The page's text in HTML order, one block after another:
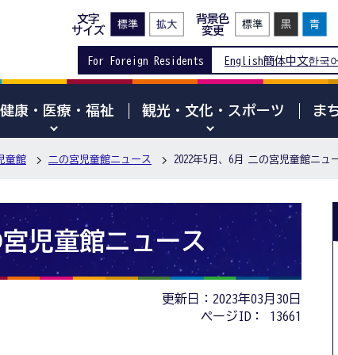
文字
サイズ
背景色
変更
For Foreign Residents English簡体中文한국
健康・医療・福祉 観光・文化・スポーツ ま
童館 二の宮児童館ニュース 2022年5月、6月 二の宮児童館ニュ
児童館ニュース
更新日：2023年03月30日
ページID：
13661